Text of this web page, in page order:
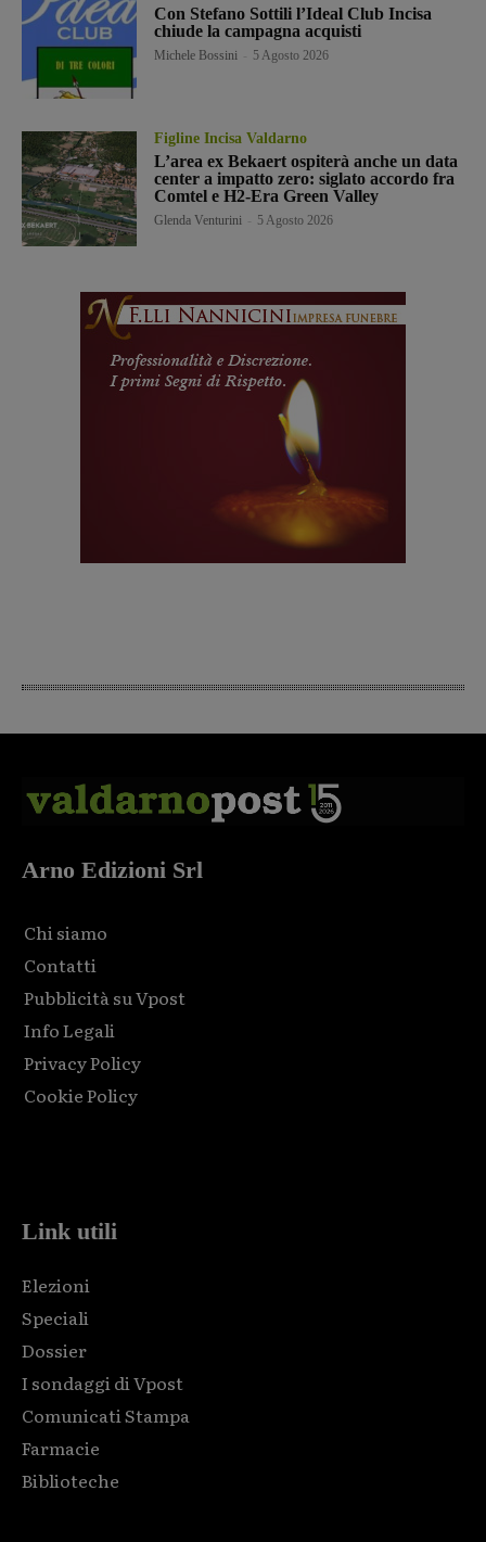
Con Stefano Sottili l’Ideal Club Incisa
chiude la campagna acquisti
Michele Bossini 5 Agosto 2026
Figline Incisa Valdarno
L’area ex Bekaert ospiterà anche un data
center a impatto zero: siglato accordo fra
Comtel e H2-Era Green Valley
Glenda Venturini 5 Agosto 2026
Arno Edizioni Srl
Chi siamo
Contatti
Pubblicità su Vpost
Info Legali
Privacy Policy
Cookie Policy
Link utili
Elezioni
Speciali
Dossier
I sondaggi di Vpost
Comunicati Stampa
Farmacie
Biblioteche